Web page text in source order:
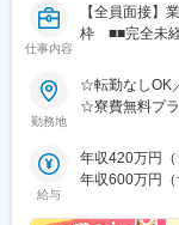
仕事内容
【全員面接】
枠 ■■完全未
勤務地
☆転勤なしOK
☆寮費無料プラ
ス】◇地元採
山形、福島■関
神奈川、新潟
給与
年収420万円
年収600万円（